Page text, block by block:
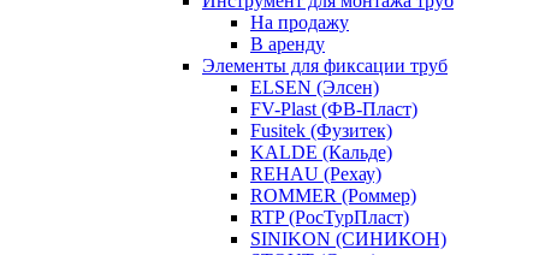
На продажу
В аренду
Элементы для фиксации труб
ELSEN (Элсен)
FV-Plast (ФВ-Пласт)
Fusitek (Фузитек)
KALDE (Кальде)
REHAU (Рехау)
ROMMER (Роммер)
RTP (РосТурПласт)
SINIKON (СИНИКОН)